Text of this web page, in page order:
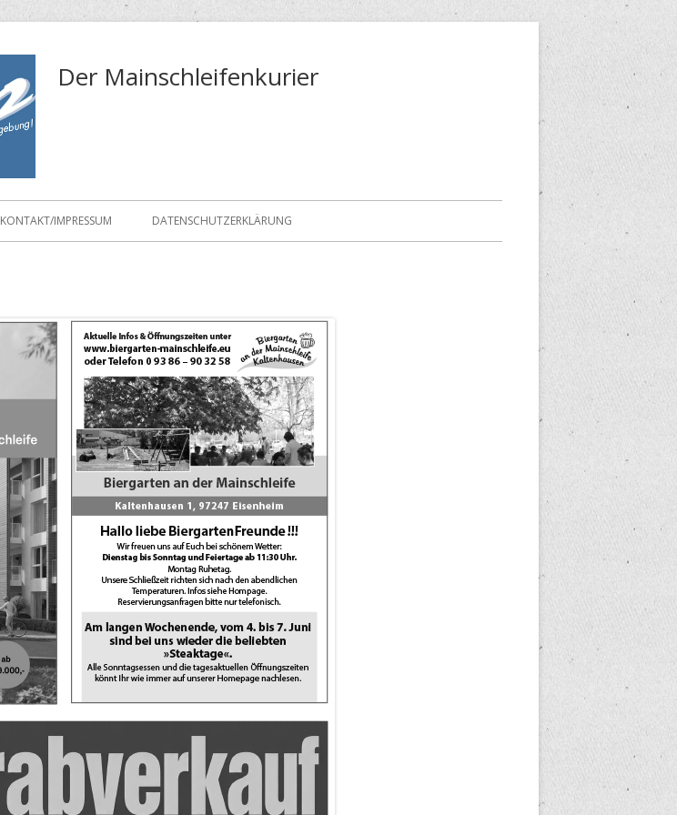
Der Mainschleifenkurier
KONTAKT/IMPRESSUM DATENSCHUTZERKLÄRUNG